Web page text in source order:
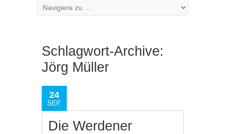
Schlagwort-Archive:
Jörg Müller
24
SEP.
Die Werdener